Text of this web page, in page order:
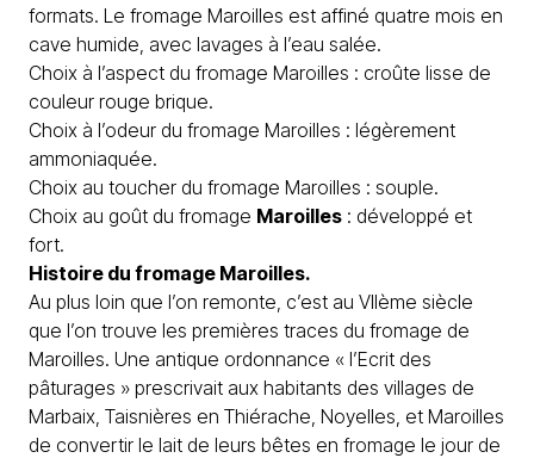
formats. Le fromage Maroilles est affiné quatre mois en
cave humide, avec lavages à l’eau salée.
Choix à l’aspect du fromage Maroilles : croûte lisse de
couleur rouge brique.
Choix à l’odeur du fromage Maroilles : légèrement
ammoniaquée.
Choix au toucher du fromage Maroilles : souple.
Choix au goût du fromage Maroilles : développé et
fort.
Histoire du fromage Maroilles.
Au plus loin que l’on remonte, c’est au VIIème siècle
que l’on trouve les premières traces du fromage de
Maroilles. Une antique ordonnance « l’Ecrit des
pâturages » prescrivait aux habitants des villages de
Marbaix, Taisnières en Thiérache, Noyelles, et Maroilles
de convertir le lait de leurs bêtes en fromage le jour de